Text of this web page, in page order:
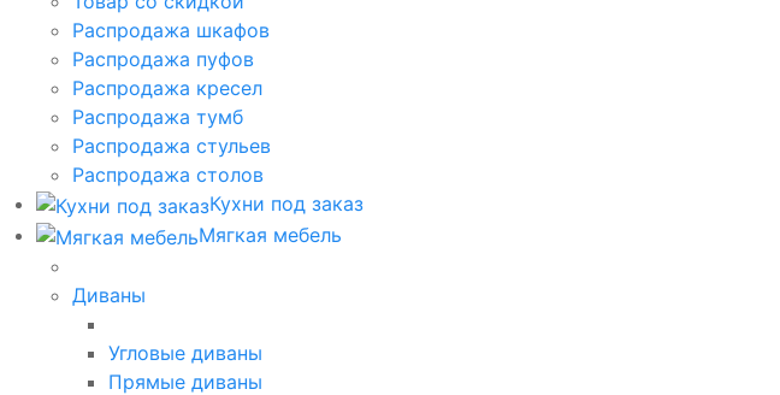
Распродажа шкафов
Распродажа пуфов
Распродажа кресел
Распродажа тумб
Распродажа стульев
Распродажа столов
Кухни под заказ
Мягкая мебель
Диваны
Угловые диваны
Прямые диваны